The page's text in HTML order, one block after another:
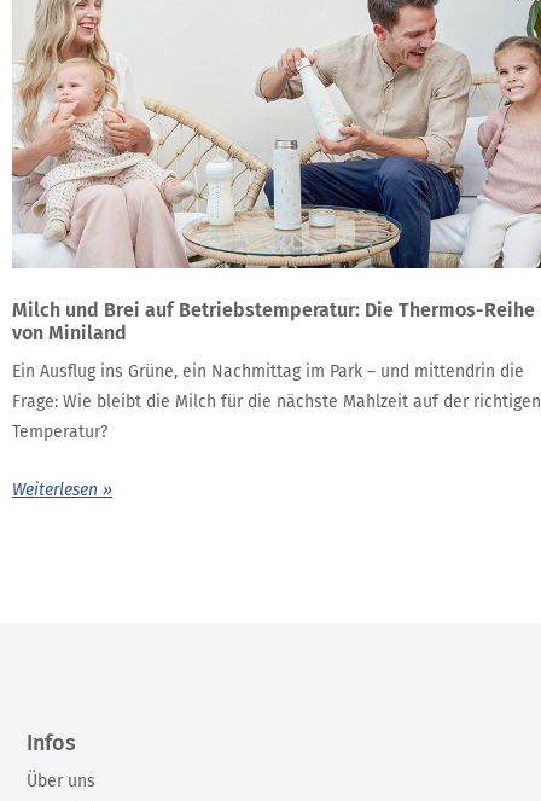
Milch und Brei auf Betriebstemperatur: Die Thermos-Reihe
von Miniland
Ein Ausflug ins Grüne, ein Nachmittag im Park – und mittendrin die
Frage: Wie bleibt die Milch für die nächste Mahlzeit auf der richtigen
Temperatur?
Weiterlesen »
Infos
Über uns